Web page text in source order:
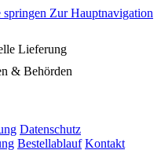
springen Zur Hauptnavigation
Lieferung
& Behörden
Datenschutz
Bestellablauf Kontakt